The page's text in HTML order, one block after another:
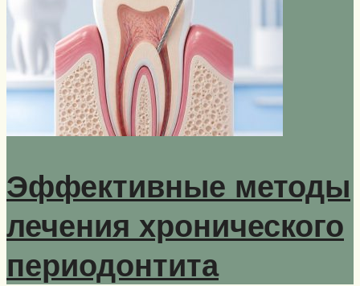
Эффективные методы
лечения хронического
периодонтита